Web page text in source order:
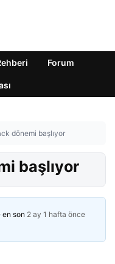
Forum
dönemi başlıyor
başlıyor
en son 2 ay 1 hafta önce